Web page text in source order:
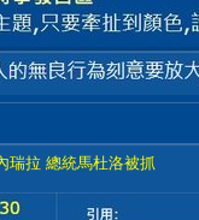
瑞拉 總統馬杜洛被抓